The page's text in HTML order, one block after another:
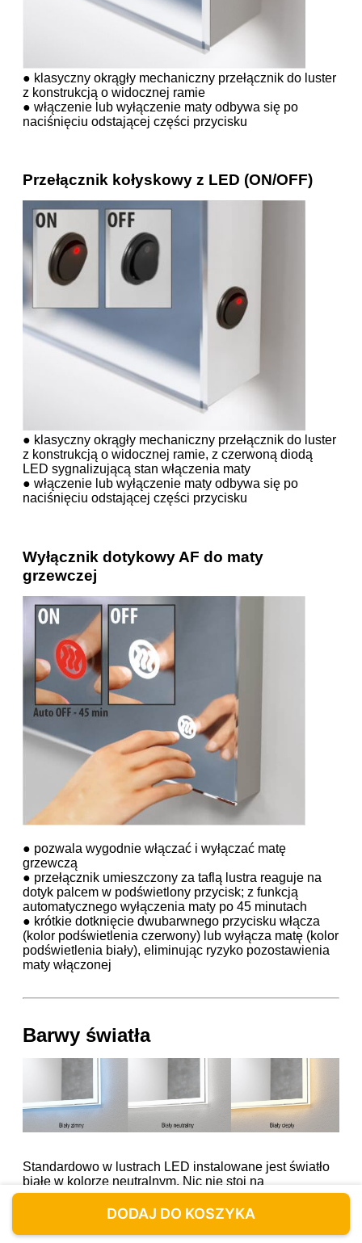
DODAJ DO KOSZYKA
● klasyczny okrągły mechaniczny przełącznik do luster
z konstrukcją o widocznej ramie
● włączenie lub wyłączenie maty odbywa się po
naciśnięciu odstającej części przycisku
Przełącznik kołyskowy z LED (ON/OFF)
● klasyczny okrągły mechaniczny przełącznik do luster
z konstrukcją o widocznej ramie, z czerwoną diodą
LED sygnalizującą stan włączenia maty
● włączenie lub wyłączenie maty odbywa się po
naciśnięciu odstającej części przycisku
Wyłącznik dotykowy AF do maty
grzewczej
● pozwala wygodnie włączać i wyłączać matę
grzewczą
● przełącznik umieszczony za taflą lustra reaguje na
dotyk palcem w podświetlony przycisk; z funkcją
automatycznego wyłączenia maty po 45 minutach
● krótkie dotknięcie dwubarwnego przycisku włącza
(kolor podświetlenia czerwony) lub wyłącza matę (kolor
podświetlenia biały), eliminując ryzyko pozostawienia
maty włączonej
Barwy światła
Standardowo w lustrach LED instalowane jest światło
białe w kolorze neutralnym. Nic nie stoi na
przeszkodzie aby wybrać inny kolor światła - ciepły czy
zimny. Takie jednobarwne lustra LED mogą być